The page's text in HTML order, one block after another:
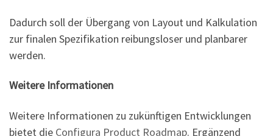
Dadurch soll der Übergang von Layout und Kalkulation
zur finalen Spezifikation reibungsloser und planbarer
werden.
Weitere Informationen
Weitere Informationen zu zukünftigen Entwicklungen
bietet die Configura Product Roadmap. Ergänzend